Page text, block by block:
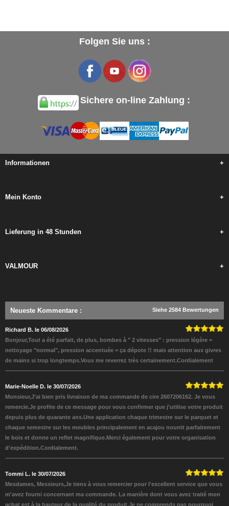
Folgen Sie uns :
Sichere on-line Zahlung :
Informationen +
Mein Konto +
Lieferung in 48 Stunden +
VALMOUR +
Neueste Kommentare : Siehe 2584 Bewertungen
Richard B. le 06/08/2026
Bonjour,Tout a été parfait, de plus, bombes à " 2 vitesses" : pression légère =
nettoyage "normal", pression accentuée = ça dépote !! mais attention aux givres
de mains si trop longtemps.Vous me reverrez très certainement.Cordialement
Marie-Noelle D. le 30/07/2026
Monsieur,J'ai bien pris livraison de ma commande de cire 2607206162. Je vous
remercie.Je profite de ce message pour vous confirmer que j'utilise votre produit
depuis plus de quarante ans.Une application chaque trimestre sur le parquet et
chaque semestre sur les meubles principalement en acajou nourrit parfaitement
le bois et donne un reflet magnifique.Merci également pour votre organisation
d'expédition.Cordialement.
Tommi L. le 30/07/2026
Mesdames, Messieurs,Je tiens à vous remercier pour l'excellent service que vous
m'avez fourni concernant ma commande. La manière dont vous avez traité mon
achat est à la hauteur de la qualité du produit.Je ne comprends pas pourquoi